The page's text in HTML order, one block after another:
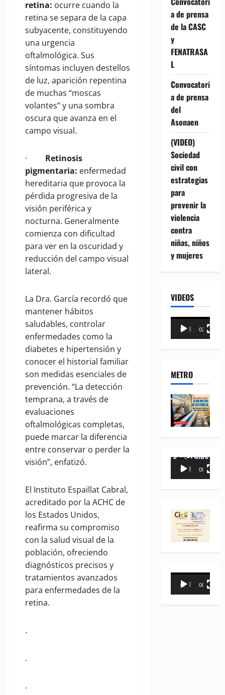
retina: ocurre cuando la
retina se separa de la capa
subyacente, constituyendo
una urgencia
oftalmológica. Sus
síntomas incluyen destellos
de luz, aparición repentina
de muchas “moscas
volantes” y una sombra
oscura que avanza en el
campo visual.
· Retinosis
pigmentaria: enfermedad
hereditaria que provoca la
pérdida progresiva de la
visión periférica y
nocturna. Generalmente
comienza con dificultad
para ver en la oscuridad y
reducción del campo visual
lateral.
La Dra. García recordó que
mantener hábitos
saludables, controlar
enfermedades como la
diabetes e hipertensión y
conocer el historial familiar
son medidas esenciales de
prevención. “La detección
temprana, a través de
evaluaciones
oftalmológicas completas,
puede marcar la diferencia
entre conservar o perder la
visión”, enfatizó.
El Instituto Espaillat Cabral,
acreditado por la ACHC de
los Estados Unidos,
reafirma su compromiso
con la salud visual de la
población, ofreciendo
diagnósticos precisos y
tratamientos avanzados
para enfermedades de la
retina.
.
.
.
a de prensa
de la CASC
y
FENATRASA
L
Convocatori
a de prensa
del
Asonaen
(VIDEO)
Sociedad
civil con
estrategias
para
prevenir la
violencia
contra
niñas, niños
y mujeres
VIDEOS
Reproductor
00:00 02:18
METRO
Reproductor
00:00 00:35
Reproductor
00:00 00:31